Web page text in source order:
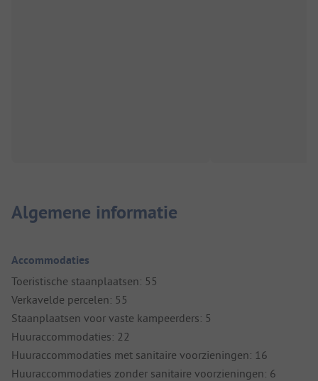
Algemene informatie
Accommodaties
Toeristische staanplaatsen: 55
Verkavelde percelen: 55
Staanplaatsen voor vaste kampeerders: 5
Huuraccommodaties: 22
Huuraccommodaties met sanitaire voorzieningen: 16
Huuraccommodaties zonder sanitaire voorzieningen: 6